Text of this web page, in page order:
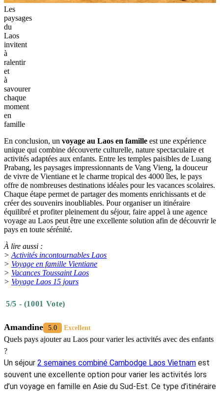
Les
paysages
du
Laos
invitent
à
ralentir
et
à
savourer
chaque
moment
en
famille
En conclusion, un voyage au Laos en famille est une expérience
unique qui combine découverte culturelle, nature spectaculaire et
activités adaptées aux enfants. Entre les temples paisibles de Luang
Prabang, les paysages impressionnants de Vang Vieng, la douceur
de vivre de Vientiane et le charme tropical des 4000 îles, le pays
offre de nombreuses destinations idéales pour les vacances scolaires.
Chaque étape permet de partager des moments enrichissants et de
créer des souvenirs inoubliables. Pour organiser un itinéraire
équilibré et profiter pleinement du séjour, faire appel à une agence
voyage au Laos peut être une excellente solution afin de découvrir le
pays en toute sérénité.
À lire aussi :
>Activités incontournables Laos
> Voyage en famille Vientiane
> Vacances Toussaint Laos
> Voyage Laos 15 jours
5/5 - (1001 Vote)
Amandine 5.0 Excellent
Quels pays ajouter au Laos pour varier les activités avec des enfants
?
Un séjour 2 semaines combiné Cambodge Laos Vietnam est
souvent une excellente option pour varier les activités lors
d’un voyage en famille en Asie du Sud-Est. Ce type d’itinéraire